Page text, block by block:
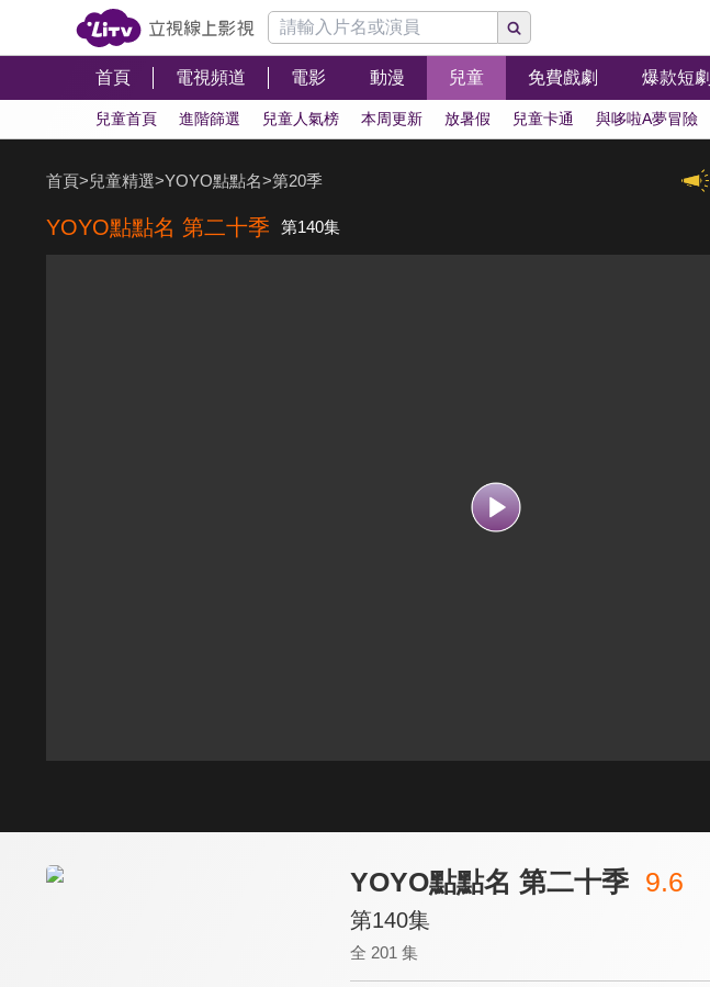
首頁 電視頻道 電影 動漫 兒童 免費戲劇 爆款短劇
兒童首頁 進階篩選 兒童人氣榜 本周更新 放暑假 兒童卡通 與哆啦A夢冒險
首頁>兒童精選>YOYO點點名>第20季
YOYO點點名 第二十季 第140集
YOYO點點名 第二十季 9.6
第140集
全 201 集